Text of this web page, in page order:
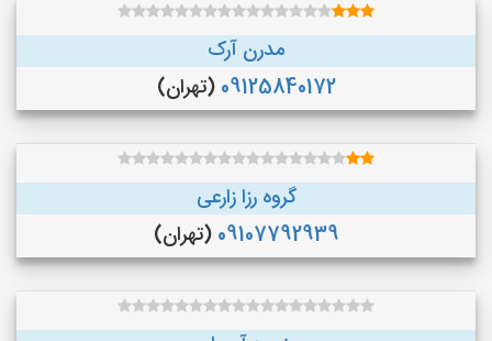
مدرن آرک
09125840172 (تهران)
گروه رزا زارعی
09107792939 (تهران)